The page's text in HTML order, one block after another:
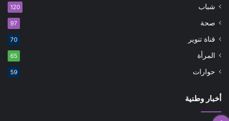
شباب 120
صحة 97
قناة تنوير 70
المرأة 65
حوارات 59
أخبار وطنية